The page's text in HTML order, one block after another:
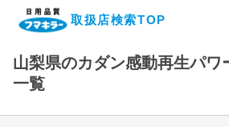
取扱店検索TOP
企業・IR情報サイト
製品情報サイト
山梨県のカダン感動再生パワ
一覧